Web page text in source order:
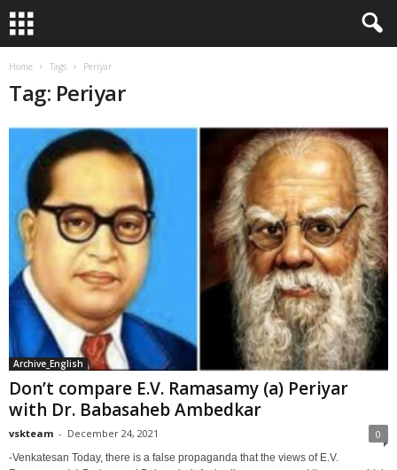
Home Tags Periyar
Tag: Periyar
Archive_English
Don’t compare E.V. Ramasamy (a) Periyar
with Dr. Babasaheb Ambedkar
vskteam - December 24, 2021 0
-Venkatesan Today, there is a false propaganda that the views of E.V.